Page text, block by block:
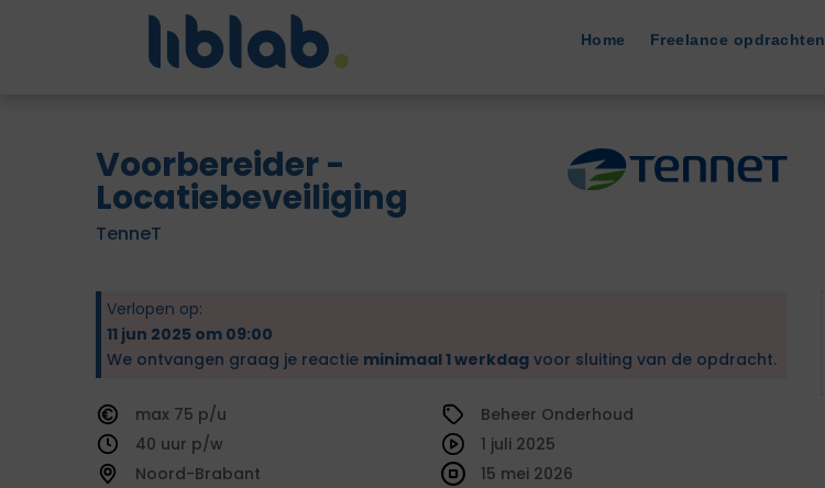
Home Freelance opdrachten
Voorbereider -
Locatiebeveiliging
TenneT
Verlopen op:
11 jun 2025 om 09:00
We ontvangen graag je reactie minimaal 1 werkdag voor sluiting van de opdracht.
75
40
Noord-Brabant
Beheer Onderhoud
1 juli 2025
15 mei 2026